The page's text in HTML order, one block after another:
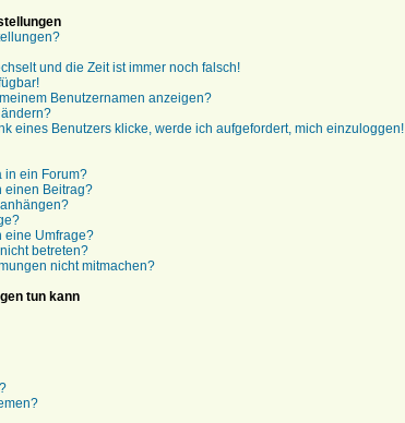
und die Zeit ist immer noch falsch!
Benutzernamen anzeigen?
eines Benutzers klicke, werde ich aufgefordert, mich einzuloggen!
in ein Forum?
einen Beitrag?
eine Umfrage?
betreten?
nicht mitmachen?
tun kann